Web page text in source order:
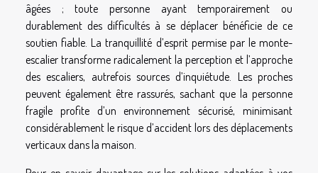
âgées ; toute personne ayant temporairement ou
durablement des difficultés à se déplacer bénéficie de ce
soutien fiable. La tranquillité d’esprit permise par le monte-
escalier transforme radicalement la perception et l’approche
des escaliers, autrefois sources d’inquiétude. Les proches
peuvent également être rassurés, sachant que la personne
fragile profite d’un environnement sécurisé, minimisant
considérablement le risque d’accident lors des déplacements
verticaux dans la maison.